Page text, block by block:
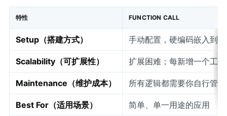
特性 FUNCTION CALL
Setup（搭建方式） 手动配置，硬编码嵌入到
Scalability（可扩展性） 扩展困难；每新增一个工
Maintenance（维护成本） 所有逻辑都需要你自行管理
Best For（适用场景） 简单、单一用途的应用